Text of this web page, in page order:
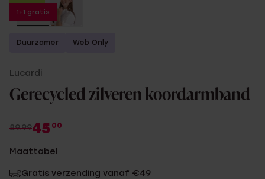
1+1 gratis
Duurzamer Web Only
Lucardi
Gerecycled zilveren koordarmband
89.9945 00
Maattabel
Gratis verzending vanaf €49